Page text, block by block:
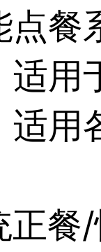
点餐
适用
适用
正餐